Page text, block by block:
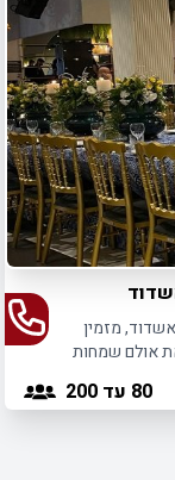
מזמין
אולם שמחות
80 עד 200